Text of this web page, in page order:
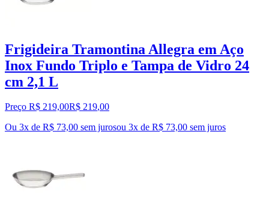
Frigideira Tramontina Allegra em Aço
Inox Fundo Triplo e Tampa de Vidro 24
cm 2,1 L
Preço R$ 219,00R$ 219,00
Ou 3x de R$ 73,00 sem jurosou 3x de R$ 73,00 sem juros